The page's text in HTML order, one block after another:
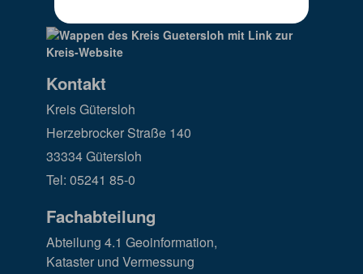
Kontakt
Kreis Gütersloh
Herzebrocker Straße 140
33334 Gütersloh
Tel: 05241 85-0
Fachabteilung
Abteilung 4.1 Geoinformation,
Kataster und Vermessung